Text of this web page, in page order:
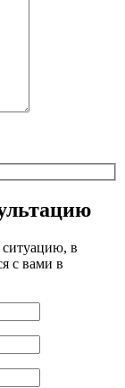
в
с вами в